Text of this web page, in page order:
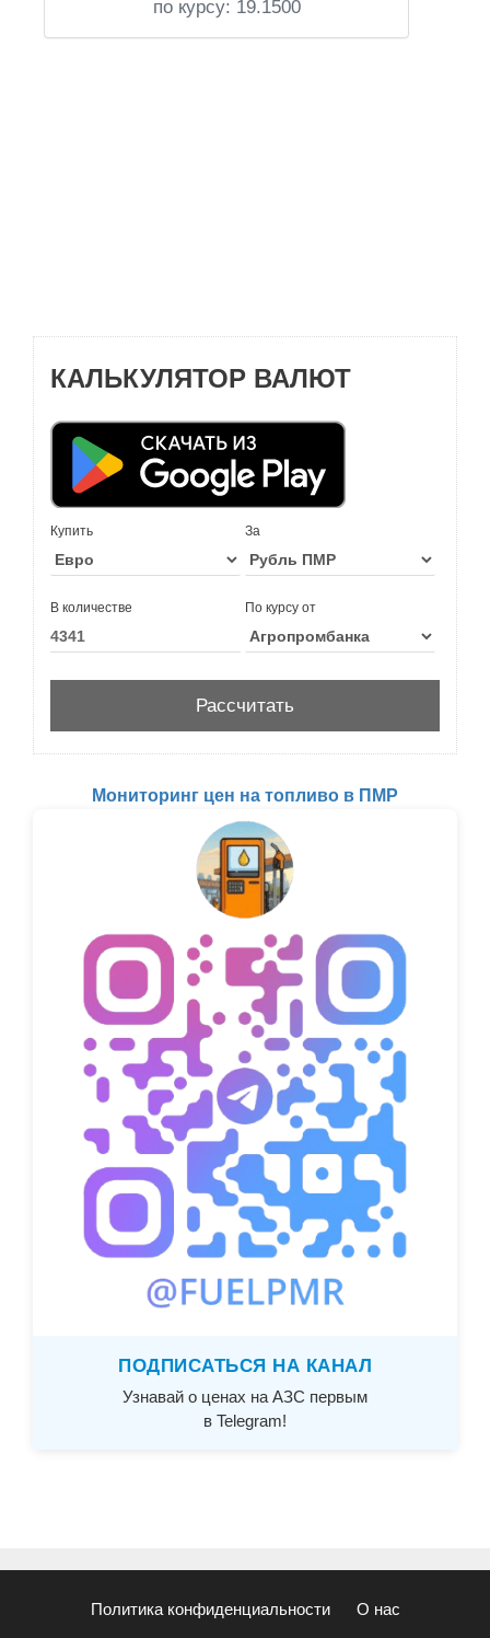
по курсу: 19.1500
КАЛЬКУЛЯТОР ВАЛЮТ
Купить За
В количестве По курсу от
Мониторинг цен на топливо в ПМР
ПОДПИСАТЬСЯ НА КАНАЛ
Узнавай о ценах на АЗС первым
в Telegram!
Политика конфиденциальности О нас